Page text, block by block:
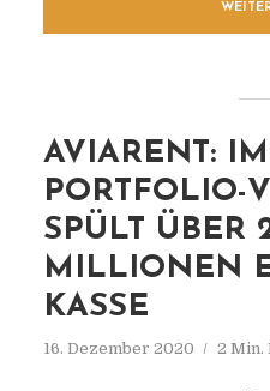
AVIARENT:
PORTFOLIO-
SPÜLT ÜBER
MILLIONEN
KASSE
16. Dezember 2020 2 Min.